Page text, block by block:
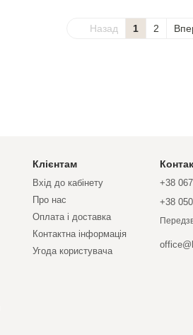
Назад 1 2
Клієнтам
Вхід до кабінету
Про нас
Оплата і доставка
Контактна інформація
Угода користувача
+38
+38